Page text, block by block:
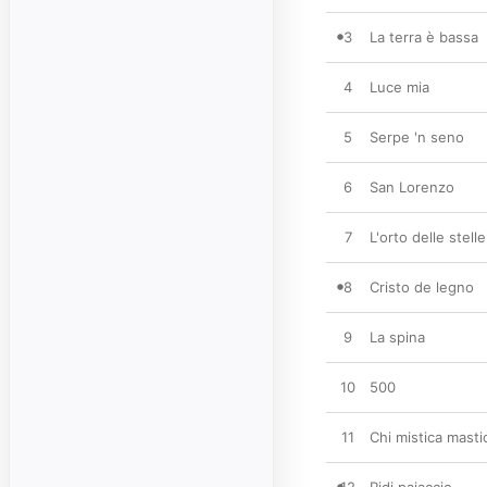
3 La terra è bassa
4 Luce mia
5 Serpe 'n seno
6 San Lorenzo
7 L'orto delle stelle
8 Cristo de legno
9 La spina
10 500
11 Chi mistica